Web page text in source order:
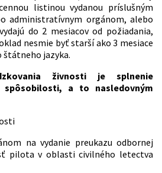
listinou vydanou príslušným
administratívnym orgánom, alebo
do 2 mesiacov od požiadania,
nesmie byť starší ako 3 mesiace
štátneho jazyka.
živnosti je splnenie
spôsobilosti, a to nasledovným
na vydanie preukazu odbornej
pilota v oblasti civilného letectva